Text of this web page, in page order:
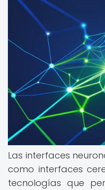
Las interfaces
como interfaces
tecnologías que